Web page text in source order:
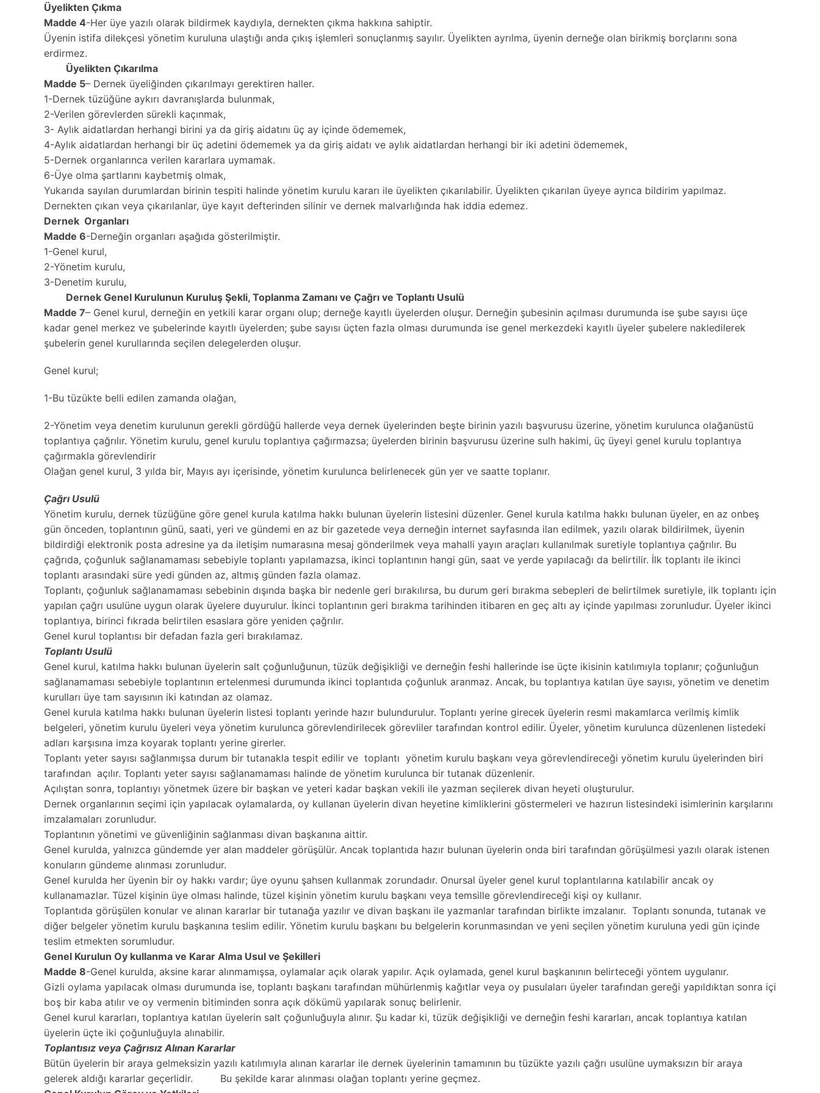
Üyelikten Çıkma
Madde 4-Her üye yazılı olarak bildirmek kaydıyla, dernekten çıkma hakkına sahiptir.
Üyenin istifa dilekçesi yönetim kuruluna ulaştığı anda çıkış işlemleri sonuçlanmış sayılır. Üyelikten ayrılma, üyenin derneğe olan birikmiş borçlarını sona
erdirmez.
Üyelikten Çıkarılma
Madde 5– Dernek üyeliğinden çıkarılmayı gerektiren haller.
1-Dernek tüzüğüne aykırı davranışlarda bulunmak,
2-Verilen görevlerden sürekli kaçınmak,
3- Aylık aidatlardan herhangi birini ya da giriş aidatını üç ay içinde ödememek,
4-Aylık aidatlardan herhangi bir üç adetini ödememek ya da giriş aidatı ve aylık aidatlardan herhangi bir iki adetini ödememek,
5-Dernek organlarınca verilen kararlara uymamak.
6-Üye olma şartlarını kaybetmiş olmak,
Yukarıda sayılan durumlardan birinin tespiti halinde yönetim kurulu kararı ile üyelikten çıkarılabilir. Üyelikten çıkarılan üyeye ayrıca bildirim yapılmaz.
Dernekten çıkan veya çıkarılanlar, üye kayıt defterinden silinir ve dernek malvarlığında hak iddia edemez.
Dernek Organları
Madde 6-Derneğin organları aşağıda gösterilmiştir.
1-Genel kurul,
2-Yönetim kurulu,
3-Denetim kurulu,
Dernek Genel Kurulunun Kuruluş Şekli, Toplanma Zamanı ve Çağrı ve Toplantı Usulü
Madde 7– Genel kurul, derneğin en yetkili karar organı olup; derneğe kayıtlı üyelerden oluşur. Derneğin şubesinin açılması durumunda ise şube sayısı üçe
kadar genel merkez ve şubelerinde kayıtlı üyelerden; şube sayısı üçten fazla olması durumunda ise genel merkezdeki kayıtlı üyeler şubelere nakledilerek
şubelerin genel kurullarında seçilen delegelerden oluşur.
Genel kurul;
1-Bu tüzükte belli edilen zamanda olağan,
2-Yönetim veya denetim kurulunun gerekli gördüğü hallerde veya dernek üyelerinden beşte birinin yazılı başvurusu üzerine, yönetim kurulunca olağanüstü
toplantıya çağrılır. Yönetim kurulu, genel kurulu toplantıya çağırmazsa; üyelerden birinin başvurusu üzerine sulh hakimi, üç üyeyi genel kurulu toplantıya
çağırmakla görevlendirir
Olağan genel kurul, 3 yılda bir, Mayıs ayı içerisinde, yönetim kurulunca belirlenecek gün yer ve saatte toplanır.
Çağrı Usulü
Yönetim kurulu, dernek tüzüğüne göre genel kurula katılma hakkı bulunan üyelerin listesini düzenler. Genel kurula katılma hakkı bulunan üyeler, en az onbeş
gün önceden, toplantının günü, saati, yeri ve gündemi en az bir gazetede veya derneğin internet sayfasında ilan edilmek, yazılı olarak bildirilmek, üyenin
bildirdiği elektronik posta adresine ya da iletişim numarasına mesaj gönderilmek veya mahalli yayın araçları kullanılmak suretiyle toplantıya çağrılır. Bu
çağrıda, çoğunluk sağlanamaması sebebiyle toplantı yapılamazsa, ikinci toplantının hangi gün, saat ve yerde yapılacağı da belirtilir. İlk toplantı ile ikinci
toplantı arasındaki süre yedi günden az, altmış günden fazla olamaz.
Toplantı, çoğunluk sağlanamaması sebebinin dışında başka bir nedenle geri bırakılırsa, bu durum geri bırakma sebepleri de belirtilmek suretiyle, ilk toplantı için
yapılan çağrı usulüne uygun olarak üyelere duyurulur. İkinci toplantının geri bırakma tarihinden itibaren en geç altı ay içinde yapılması zorunludur. Üyeler ikinci
toplantıya, birinci fıkrada belirtilen esaslara göre yeniden çağrılır.
Genel kurul toplantısı bir defadan fazla geri bırakılamaz.
Toplantı Usulü
Genel kurul, katılma hakkı bulunan üyelerin salt çoğunluğunun, tüzük değişikliği ve derneğin feshi hallerinde ise üçte ikisinin katılımıyla toplanır; çoğunluğun
sağlanamaması sebebiyle toplantının ertelenmesi durumunda ikinci toplantıda çoğunluk aranmaz. Ancak, bu toplantıya katılan üye sayısı, yönetim ve denetim
kurulları üye tam sayısının iki katından az olamaz.
Genel kurula katılma hakkı bulunan üyelerin listesi toplantı yerinde hazır bulundurulur. Toplantı yerine girecek üyelerin resmi makamlarca verilmiş kimlik
belgeleri, yönetim kurulu üyeleri veya yönetim kurulunca görevlendirilecek görevliler tarafından kontrol edilir. Üyeler, yönetim kurulunca düzenlenen listedeki
adları karşısına imza koyarak toplantı yerine girerler.
Toplantı yeter sayısı sağlanmışsa durum bir tutanakla tespit edilir ve toplantı yönetim kurulu başkanı veya görevlendireceği yönetim kurulu üyelerinden biri
tarafından açılır. Toplantı yeter sayısı sağlanamaması halinde de yönetim kurulunca bir tutanak düzenlenir.
Açılıştan sonra, toplantıyı yönetmek üzere bir başkan ve yeteri kadar başkan vekili ile yazman seçilerek divan heyeti oluşturulur.
Dernek organlarının seçimi için yapılacak oylamalarda, oy kullanan üyelerin divan heyetine kimliklerini göstermeleri ve hazırun listesindeki isimlerinin karşılarını
imzalamaları zorunludur.
Toplantının yönetimi ve güvenliğinin sağlanması divan başkanına aittir.
Genel kurulda, yalnızca gündemde yer alan maddeler görüşülür. Ancak toplantıda hazır bulunan üyelerin onda biri tarafından görüşülmesi yazılı olarak istenen
konuların gündeme alınması zorunludur.
Genel kurulda her üyenin bir oy hakkı vardır; üye oyunu şahsen kullanmak zorundadır. Onursal üyeler genel kurul toplantılarına katılabilir ancak oy
kullanamazlar. Tüzel kişinin üye olması halinde, tüzel kişinin yönetim kurulu başkanı veya temsille görevlendireceği kişi oy kullanır.
Toplantıda görüşülen konular ve alınan kararlar bir tutanağa yazılır ve divan başkanı ile yazmanlar tarafından birlikte imzalanır. Toplantı sonunda, tutanak ve
diğer belgeler yönetim kurulu başkanına teslim edilir. Yönetim kurulu başkanı bu belgelerin korunmasından ve yeni seçilen yönetim kuruluna yedi gün içinde
teslim etmekten sorumludur.
Genel Kurulun Oy kullanma ve Karar Alma Usul ve Şekilleri
Madde 8-Genel kurulda, aksine karar alınmamışsa, oylamalar açık olarak yapılır. Açık oylamada, genel kurul başkanının belirteceği yöntem uygulanır.
Gizli oylama yapılacak olması durumunda ise, toplantı başkanı tarafından mühürlenmiş kağıtlar veya oy pusulaları üyeler tarafından gereği yapıldıktan sonra içi
boş bir kaba atılır ve oy vermenin bitiminden sonra açık dökümü yapılarak sonuç belirlenir.
Genel kurul kararları, toplantıya katılan üyelerin salt çoğunluğuyla alınır. Şu kadar ki, tüzük değişikliği ve derneğin feshi kararları, ancak toplantıya katılan
üyelerin üçte iki çoğunluğuyla alınabilir.
Toplantısız veya Çağrısız Alınan Kararlar
Bütün üyelerin bir araya gelmeksizin yazılı katılımıyla alınan kararlar ile dernek üyelerinin tamamının bu tüzükte yazılı çağrı usulüne uymaksızın bir araya
gelerek aldığı kararlar geçerlidir. Bu şekilde karar alınması olağan toplantı yerine geçmez.